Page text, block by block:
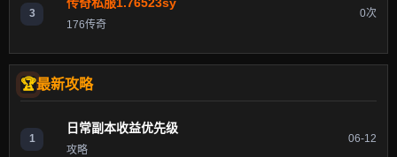
3
176传奇
0次
最新攻略
1
日常副本收益优先级
攻略
06-12